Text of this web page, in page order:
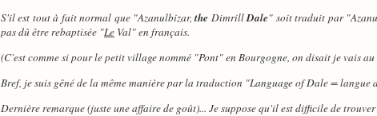
S'il est tout à fait normal que "Azanulbizar,the DimrillDale" soit traduit par "
pas dû être rebaptisée "Le Val" en français.
(C'est comme si pour le petit village nommé "Pont" en Bourgogne, on disait je vais
Bref, je suis gêné de la même manière par la traduction "Language of Dale =
Dernière remarque (juste une affaire de goût)... Je suppose qu'il est difficile de